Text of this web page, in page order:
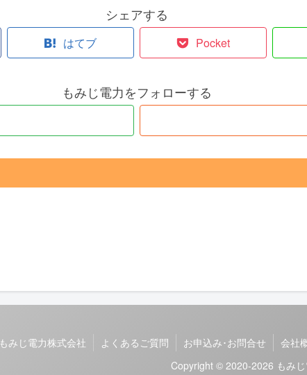
シェアする
はてブ Pocket
もみじ電力をフォローする
もみじ電力株式会社 よくあるご質問 お申込み･お問合せ 会社
Copyright © 2020-2026 もみ